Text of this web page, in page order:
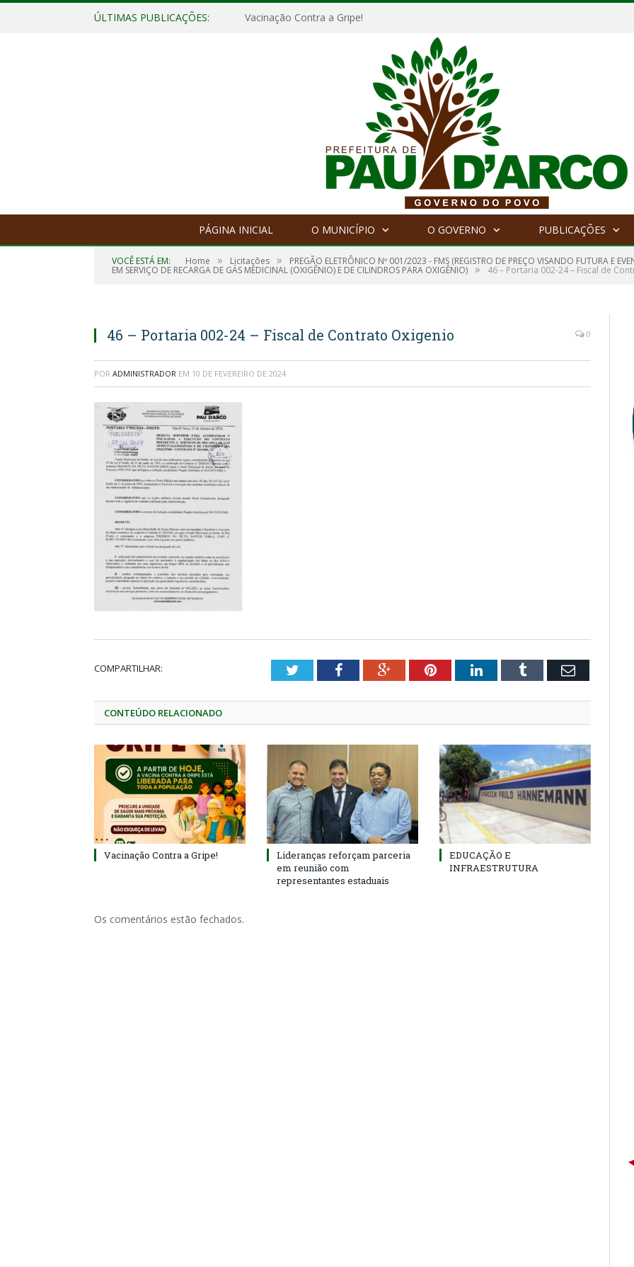
ÚLTIMAS PUBLICAÇÕES: Vacinação Contra a Gripe!
PÁGINA INICIAL O MUNICÍPIO O GOVERNO PUBLICAÇÕES
VOCÊ ESTÁ EM: Home » Licitações » PREGÃO ELETRÔNICO Nº 001/2023 - FMS (REGISTRO DE PREÇO VISANDO FUTURA E
EM SERVIÇO DE RECARGA DE GÁS MEDICINAL (OXIGÊNIO) E DE CILINDROS PARA OXIGÊNIO) » 46 – Portaria 002-24 – Fiscal de
46 – Portaria 002-24 – Fiscal de Contrato Oxigenio 0
POR ADMINISTRADOR EM 10 DE FEVEREIRO DE 2024
COMPARTILHAR: TwitterFacebookGoogle+PinterestLinkedInTumblr Email
CONTEÚDO RELACIONADO
Vacinação Contra a Gripe!
Lideranças reforçam parceria
em reunião com
representantes estaduais
EDUCAÇÃO E
INFRAESTRUTURA
Os comentários estão fechados.